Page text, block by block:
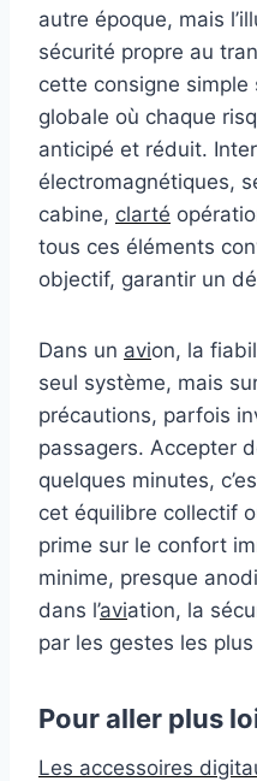
autre époque, mais
sécurité propre au
cette consigne simple
globale où chaque
anticipé et réduit.
électromagnétiques,
cabine, clarté
tous ces éléments
objectif, garantir un
Dans un avion, la
seul système, mais
précautions, parfois
passagers. Accepter
quelques minutes,
cet équilibre collectif
prime sur le confort
minime, presque
dans l’aviation, la
par les gestes les
Pour aller plus
Les accessoires